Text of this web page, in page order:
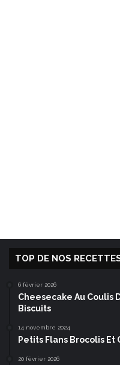
TOP DE NOS
6 février 2026
Cheesecake Au Coulis
Biscuits
14 novembre 2024
Petits Flans Brocolis Et
20 février 2026